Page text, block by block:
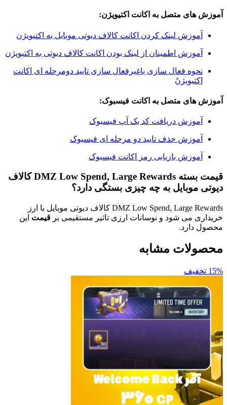
متصل به اکانت اکتیویژن:
لینک کردن اکانت کالاف دیوتی موبایل به اکتیویژن
اطمینان از لینک بودن اکانت کالاف دیوتی به اکتیویژن
فعال سازی یاغیرفعال سازی تایید دومرحله ای اکانت
متصل به اکانت فیسبوک:
دریافت کد بک آپ فیسبوک
حذف تایید دو مرحله ای فیسبوک
بازیابی رمز اکانت فیسبوک
قیمت بسته DMZ Low Spend, Large Rewards کالاف
به چه چیزی بستگی دارد؟
DMZ Low Spend, Large Rewards کالاف دیوتی موبایل با ارز
می شود و نوسانات ارزی تاثیر مستقیمی برقیمتاین
مشابه